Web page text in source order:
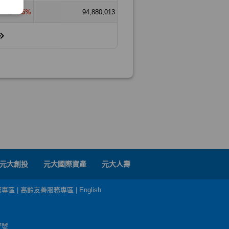
元大創投 元大國際資產 元大人壽
區 高齡友善服務專區 English
號